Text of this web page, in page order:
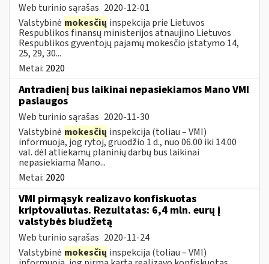
Web turinio sąrašas 2020-12-01
Valstybinė mokesčių inspekcija prie Lietuvos
Respublikos finansų ministerijos atnaujino Lietuvos
Respublikos gyventojų pajamų mokesčio įstatymo 14,
25, 29, 30...
Metai: 2020
Antradienį bus laikinai nepasiekiamos Mano VMI
paslaugos
Web turinio sąrašas 2020-11-30
Valstybinė mokesčių inspekcija (toliau – VMI)
informuoja, jog rytoj, gruodžio 1 d., nuo 06.00 iki 14.00
val. dėl atliekamų planinių darbų bus laikinai
nepasiekiama Mano...
Metai: 2020
VMI pirmąsyk realizavo konfiskuotas
kriptovaliutas. Rezultatas: 6,4 mln. eurų į
valstybės biudžetą
Web turinio sąrašas 2020-11-24
Valstybinė mokesčių inspekcija (toliau – VMI)